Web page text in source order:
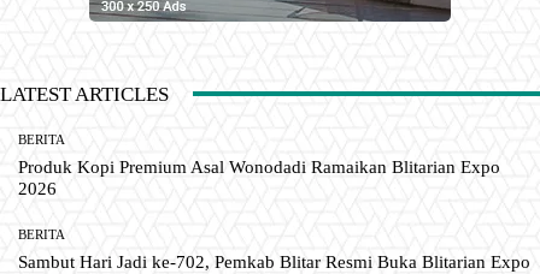
LATEST ARTICLES
BERITA
Produk Kopi Premium Asal Wonodadi Ramaikan Blitarian Expo
2026
BERITA
Sambut Hari Jadi ke-702, Pemkab Blitar Resmi Buka Blitarian Expo